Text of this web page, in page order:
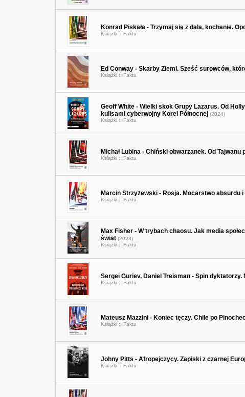
Konrad Piskała - Trzymaj się z dala, kochanie.
Książki :: Faktu
Ed Conway - Skarby Ziemi. Sześć surowców,
Książki :: Faktu
Geoff White - Wielki skok Grupy Lazarus. Od
kulisami cyberwojny Korei Północnej (2024)
Książki :: Faktu
Michał Lubina - Chiński obwarzanek. Od
Książki :: Faktu
Marcin Strzyżewski - Rosja. Mocarstwo absurdu
Książki :: Faktu
Max Fisher - W trybach chaosu. Jak media
świat (2023)
Książki :: Faktu
Sergei Guriev, Daniel Treisman - Spin
Książki :: Faktu
Mateusz Mazzini - Koniec tęczy. Chile po
Książki :: Faktu
Johny Pitts - Afropejczycy. Zapiski z czarnej
Książki :: Faktu